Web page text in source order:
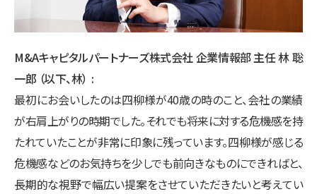
M&Aキャピタルパートナーズ株式会社 企業情報部 主任 林 聡
一郎 （以下、林）
最初にお会いしたのは四柳様が40歳の時のこと、会社の業績
が右肩上がりの時期でした。それでも将来に対する危機感を持
たれていたことが非常に印象に残っています。四柳様が感じる
危機感などのお気持ちを少しでも前向きなものにできればと、
長期的な視野で幅広い提案をさせていただきたいと考えてい